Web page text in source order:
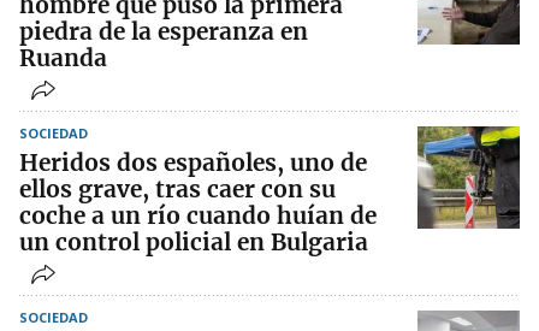
piedra de la esperanza en
Ruanda
SOCIEDAD
Heridos dos españoles, uno de
ellos grave, tras caer con su
coche a un río cuando huían de
un control policial en Bulgaria
SOCIEDAD